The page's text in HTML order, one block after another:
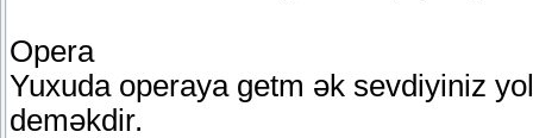
Opera
Yuxuda operaya getm ək sevdiyiniz
deməkdir.